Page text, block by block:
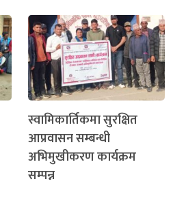
स्वामिकार्तिकमा सुरक्षित
आप्रवासन सम्बन्धी
अभिमुखीकरण कार्यक्रम
सम्पन्न